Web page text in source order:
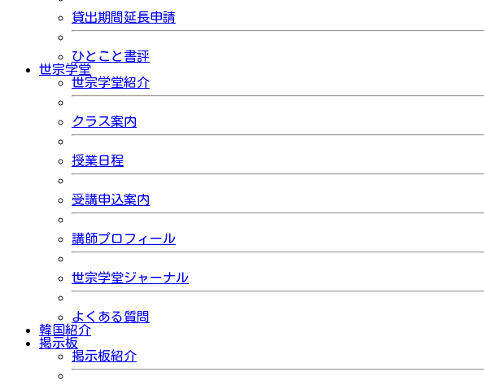
貸出期間延長申請
ひとこと書評
世宗学堂
世宗学堂紹介
クラス案内
授業日程
受講申込案内
講師プロフィール
世宗学堂ジャーナル
よくある質問
韓国紹介
掲示板
掲示板紹介